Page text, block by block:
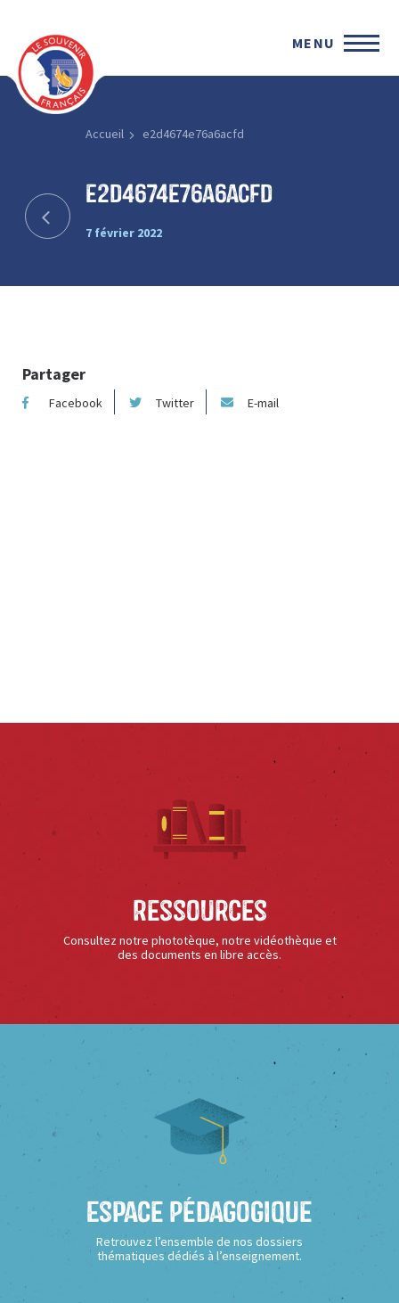
MENU
Accueil e2d4674e76a6acfd
e2d4674e76a6acfd
7 février 2022
Partager
Facebook Twitter E-mail
Ressources
Consultez notre phototèque, notre vidéothèque et
des documents en libre accès.
Espace Pédagogique
Retrouvez l’ensemble de nos dossiers
thématiques dédiés à l’enseignement.